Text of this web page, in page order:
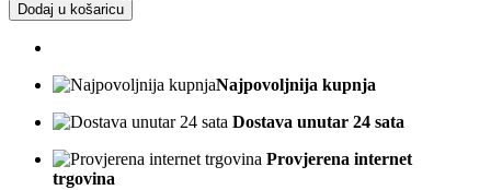
Dodaj u košaricu
Najpovoljnija kupnja
Dostava unutar 24 sata
Provjerena internet
trgovina